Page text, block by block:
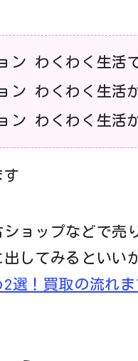
ン わくわく生活
ン わくわく生活
ン わくわく生活
す
ョップなどで売
してみるといい
選！買取の流れ